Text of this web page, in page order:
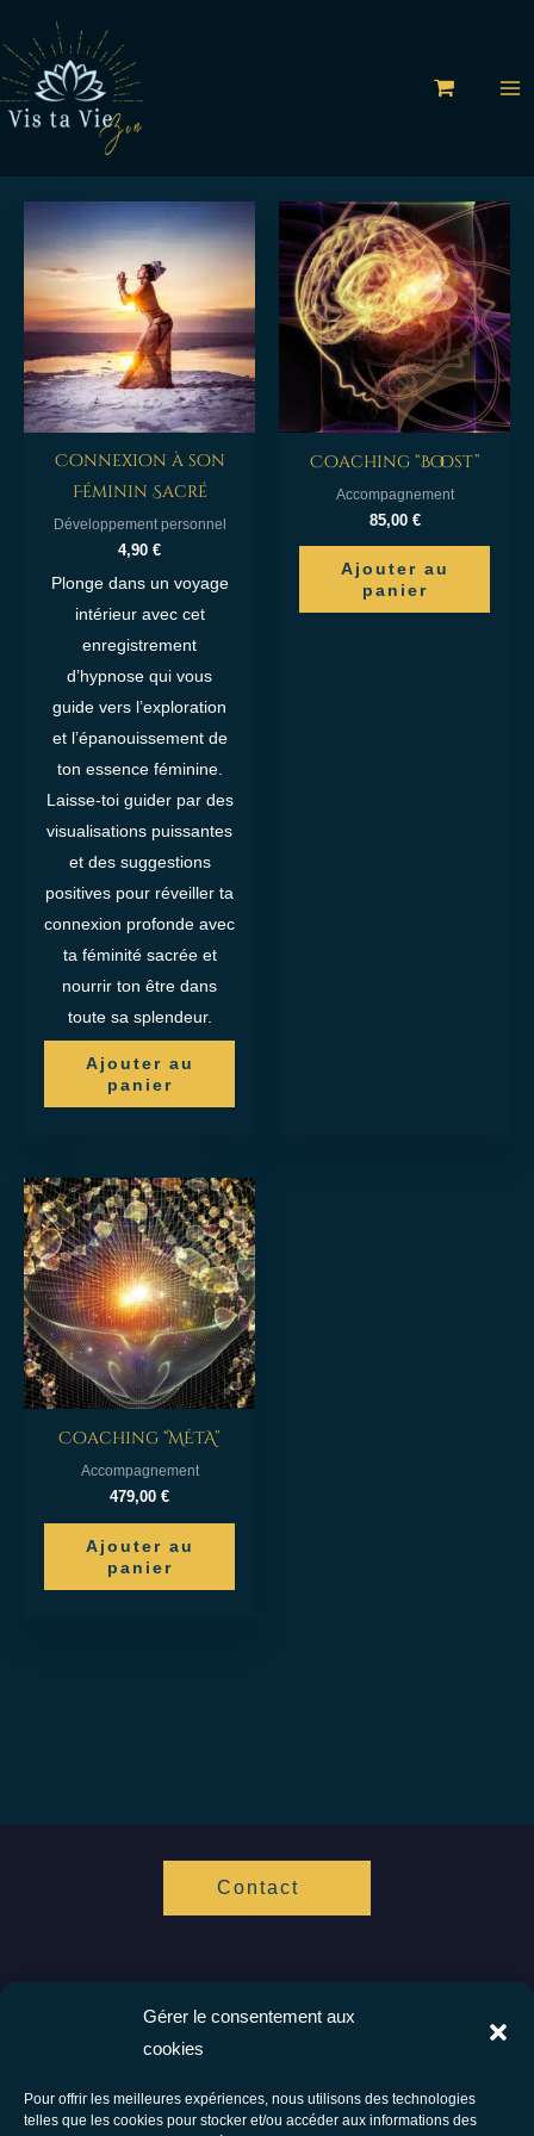
Gérer le consentement aux
cookies
Pour offrir les meilleures expériences, nous utilisons des technologies
telles que les cookies pour stocker et/ou accéder aux informations des
au
contenu
Connexion à son
Féminin Sacré
Développement personnel
4,90 €
Plonge dans un voyage
intérieur avec cet
enregistrement
d’hypnose qui vous
guide vers l’exploration
et l’épanouissement de
ton essence féminine.
Laisse-toi guider par des
visualisations puissantes
et des suggestions
positives pour réveiller ta
connexion profonde avec
ta féminité sacrée et
nourrir ton être dans
toute sa splendeur.
Ajouter au
panier
Coaching “Boost”
Accompagnement
85,00 €
Ajouter au
panier
Coaching “MÉTA”
Accompagnement
479,00 €
Ajouter au
panier
Contact
Ensemble vers votre bien être.